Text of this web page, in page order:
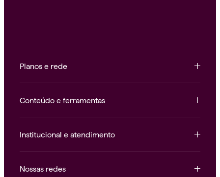
Planos e rede
Conteúdo e ferramentas
Institucional e atendimento
Nossas redes